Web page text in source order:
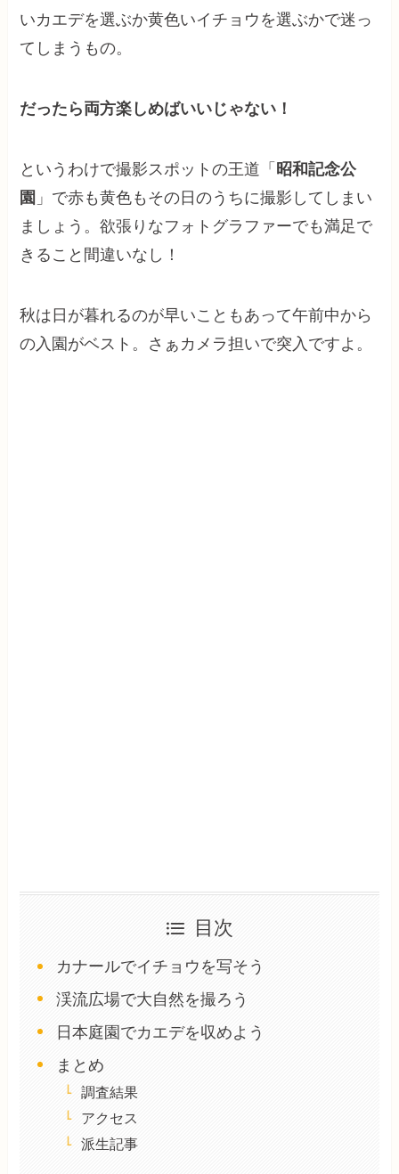
いカエデを選ぶか黄色いイチョウを選ぶかで迷っ
てしまうもの。
だったら両方楽しめばいいじゃない！
というわけで撮影スポットの王道「 昭和記念公
園 」で赤も黄色もその日のうちに撮影してしまい
ましょう。欲張りなフォトグラファーでも満足で
きること間違いなし！
秋は日が暮れるのが早いこともあって午前中から
の入園がベスト。さぁカメラ担いで突入ですよ。
目次
カナールでイチョウを写そう
渓流広場で大自然を撮ろう
日本庭園でカエデを収めよう
まとめ
調査結果
アクセス
派生記事